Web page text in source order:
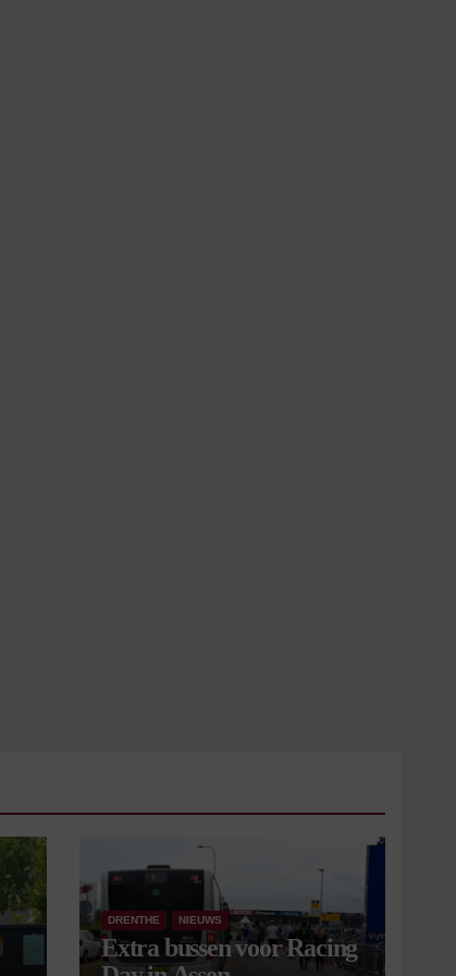
DRENTHE NIEUWS
Extra bussen voor Racing